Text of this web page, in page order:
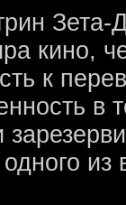
кино,
к
в